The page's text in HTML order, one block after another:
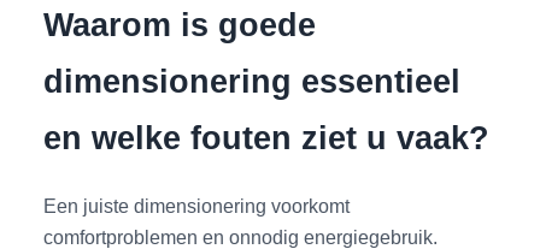
Waarom is goede
dimensionering essentieel
en welke fouten ziet u vaak?
Een juiste dimensionering voorkomt
comfortproblemen en onnodig energiegebruik.